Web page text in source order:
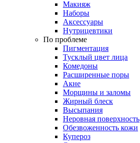
Макияж
Наборы
Аксессуары
Нутрицевтики
По проблеме
Пигментация
Тусклый цвет лица
Комедоны
Расширенные поры
Акне
Морщины и заломы
Жирный блеск
Высыпания
Неровная поверхность
Обезвоженность кожи
Купероз